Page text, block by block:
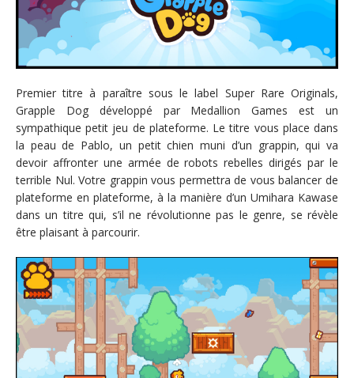
Premier titre à paraître sous le label Super Rare Originals,
Grapple Dog développé par Medallion Games est un
sympathique petit jeu de plateforme. Le titre vous place dans
la peau de Pablo, un petit chien muni d’un grappin, qui va
devoir affronter une armée de robots rebelles dirigés par le
terrible Nul. Votre grappin vous permettra de vous balancer de
plateforme en plateforme, à la manière d’un Umihara Kawase
dans un titre qui, s’il ne révolutionne pas le genre, se révèle
être plaisant à parcourir.